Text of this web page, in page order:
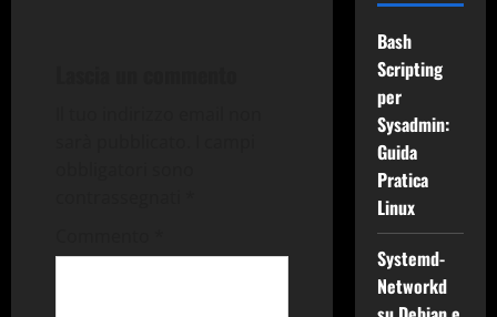
Bash
Scripting
per
Sysadmin:
Guida
Pratica
Linux
Systemd-
Networkd